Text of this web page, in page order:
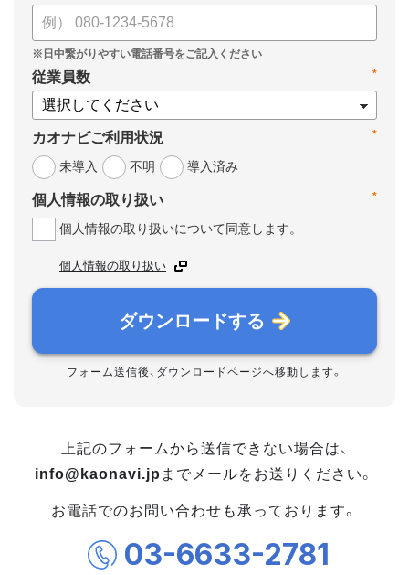
*
従業員数
*
カオナビご利用状況
未導入
不明 導入済み
*
個人情報の取り扱い
個人情報の取り扱いについて同意します。
個人情報の取り扱い
ダウンロードする
フォーム送信後、ダウンロードページへ移動します。
上記のフォームから送信できない場合は、
info@kaonavi.jp までメールをお送りください。
お電話でのお問い合わせも承っております。
03-6633-2781